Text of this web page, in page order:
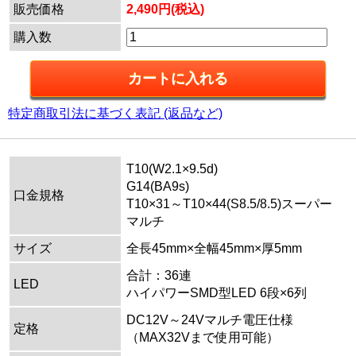
販売価格
2,490円(税込)
購入数
特定商取引法に基づく表記 (返品など)
口金規格
T10(W2.1×9.5d)
G14(BA9s)
T10×31～T10×44(S8.5/8.5)スーパー
マルチ
サイズ
全長45mm×全幅45mm×厚5mm
LED
合計：36連
ハイパワーSMD型LED 6段×6列
定格
DC12V～24Vマルチ電圧仕様
（MAX32Vまで使用可能）